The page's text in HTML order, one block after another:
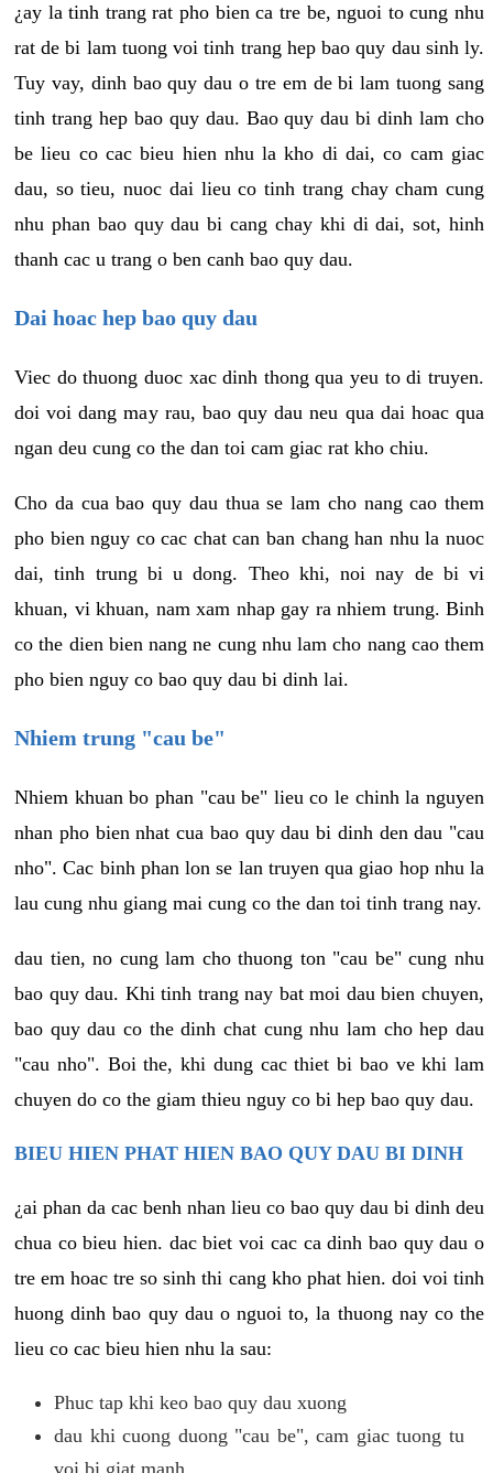
¿ay la tinh trang rat pho bien ca tre be, nguoi to cung nhu
rat de bi lam tuong voi tinh trang hep bao quy dau sinh ly.
Tuy vay, dinh bao quy dau o tre em de bi lam tuong sang
tinh trang hep bao quy dau. Bao quy dau bi dinh lam cho
be lieu co cac bieu hien nhu la kho di dai, co cam giac
dau, so tieu, nuoc dai lieu co tinh trang chay cham cung
nhu phan bao quy dau bi cang chay khi di dai, sot, hinh
thanh cac u trang o ben canh bao quy dau.
Dai hoac hep bao quy dau
Viec do thuong duoc xac dinh thong qua yeu to di truyen.
doi voi dang may rau, bao quy dau neu qua dai hoac qua
ngan deu cung co the dan toi cam giac rat kho chiu.
Cho da cua bao quy dau thua se lam cho nang cao them
pho bien nguy co cac chat can ban chang han nhu la nuoc
dai, tinh trung bi u dong. Theo khi, noi nay de bi vi
khuan, vi khuan, nam xam nhap gay ra nhiem trung. Binh
co the dien bien nang ne cung nhu lam cho nang cao them
pho bien nguy co bao quy dau bi dinh lai.
Nhiem trung "cau be"
Nhiem khuan bo phan "cau be" lieu co le chinh la nguyen
nhan pho bien nhat cua bao quy dau bi dinh den dau "cau
nho". Cac binh phan lon se lan truyen qua giao hop nhu la
lau cung nhu giang mai cung co the dan toi tinh trang nay.
dau tien, no cung lam cho thuong ton "cau be" cung nhu
bao quy dau. Khi tinh trang nay bat moi dau bien chuyen,
bao quy dau co the dinh chat cung nhu lam cho hep dau
"cau nho". Boi the, khi dung cac thiet bi bao ve khi lam
chuyen do co the giam thieu nguy co bi hep bao quy dau.
BIEU HIEN PHAT HIEN BAO QUY DAU BI DINH
¿ai phan da cac benh nhan lieu co bao quy dau bi dinh deu
chua co bieu hien. dac biet voi cac ca dinh bao quy dau o
tre em hoac tre so sinh thi cang kho phat hien. doi voi tinh
huong dinh bao quy dau o nguoi to, la thuong nay co the
lieu co cac bieu hien nhu la sau:
Phuc tap khi keo bao quy dau xuong
dau khi cuong duong "cau be", cam giac tuong tu